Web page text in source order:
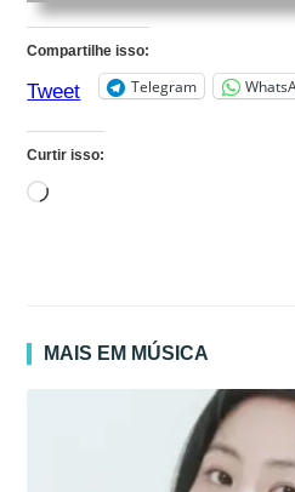
Compartilhe isso:
Tweet Telegram
Curtir isso:
Carregando...
MAIS EM MÚSICA